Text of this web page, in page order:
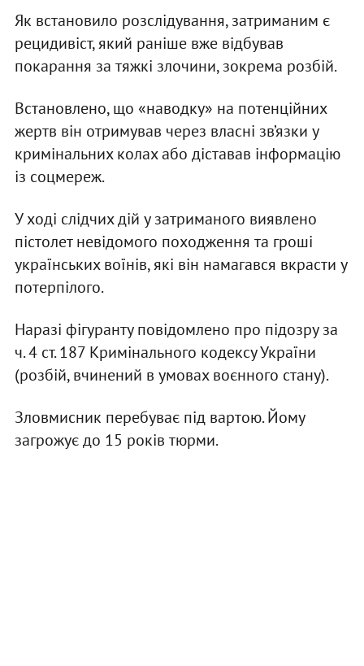
Як встановило розслідування, затриманим є
рецидивіст, який раніше вже відбував
покарання за тяжкі злочини, зокрема розбій.
Встановлено, що «наводку» на потенційних
жертв він отримував через власні зв’язки у
кримінальних колах або діставав інформацію
із соцмереж.
У ході слідчих дій у затриманого виявлено
пістолет невідомого походження та гроші
українських воїнів, які він намагався вкрасти у
потерпілого.
Наразі фігуранту повідомлено про підозру за
ч. 4 ст. 187 Кримінального кодексу України
(розбій, вчинений в умовах воєнного стану).
Зловмисник перебуває під вартою. Йому
загрожує до 15 років тюрми.